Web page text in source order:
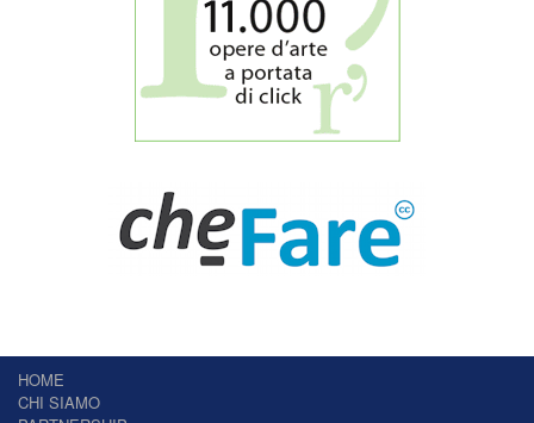
HOME
CHI SIAMO